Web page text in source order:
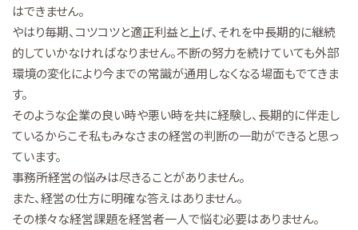
はできません。
やはり毎期、コツコツと適正利益と上げ、それを中長期的に継続
的していかなければなりません。不断の努力を続けていても外部
環境の変化により今までの常識が通用しなくなる場面もでてきま
す。
そのような企業の良い時や悪い時を共に経験し、長期的に伴走し
ているからこそ私もみなさまの経営の判断の一助ができると思っ
ています。
事務所経営の悩みは尽きることがありません。
また、経営の仕方に明確な答えはありません。
その様々な経営課題を経営者一人で悩む必要はありません。